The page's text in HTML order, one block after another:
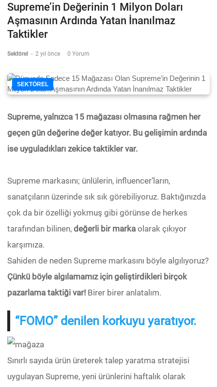
Supreme’in Değerinin 1 Milyon Doları
Aşmasının Ardında Yatan İnanılmaz
Taktikler
Sektörel - 2 yıl önce 0 Yorum
SEKTÖREL
Supreme, yalnızca 15 mağazası olmasına rağmen her
geçen gün değerine değer katıyor. Bu gelişimin ardında
ise uyguladıkları zekice taktikler var.
Supreme markasını; ünlülerin, influencer’ların,
sanatçıların üzerinde sık sık görebiliyoruz. Baktığınızda
çok da bir özelliği yokmuş gibi görünse de herkes
tarafından bilinen, değerli bir marka olarak çıkıyor
karşımıza.
Sahiden de neden Supreme markasını böyle algılıyoruz?
Çünkü böyle algılamamız için geliştirdikleri birçok
pazarlama taktiği var! Birer birer anlatalım.
“FOMO” denilen korkuyu yaratıyor.
Sınırlı sayıda ürün üreterek talep yaratma stratejisi
uygulayan Supreme, yeni ürünlerini haftalık olarak